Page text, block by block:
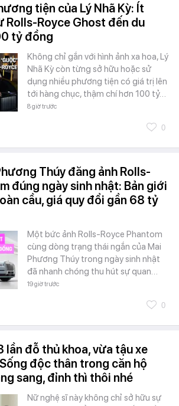
tiện của Lý Nhã Kỳ: Ít
Rolls-Royce Ghost đến du
tỷ đồng
Không chỉ gắn với hình ảnh xa hoa, Lý
Nhã Kỳ còn từng sở hữu hoặc sử
dụng nhiều phương tiện có giá trị lên
tới hàng chục, thậm chí hơn 100 tỷ…
8 giờ trước
0
Thúy đăng ảnh Rolls-
đúng ngày sinh nhật: Bản giới
cầu, giá quy đổi gần 68 tỷ
Một bức ảnh Rolls-Royce Phantom
cùng dòng trạng thái ngắn của Mai
Phương Thúy trong ngày sinh nhật
đã nhanh chóng thu hút sự quan…
19 giờ trước
0
lần đỗ thủ khoa, vừa tậu xe
độc thân trong căn hộ
sang, đỉnh thì thôi nhé
Nữ nghệ sĩ này không chỉ sở hữu sự